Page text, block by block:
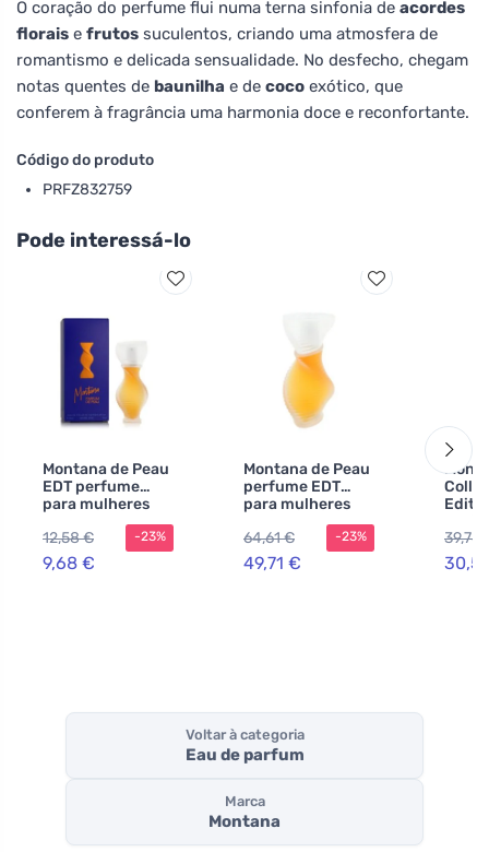
O coração do perfume flui numa terna sinfonia de acordes
florais e frutos suculentos, criando uma atmosfera de
romantismo e delicada sensualidade. No desfecho, chegam
notas quentes de baunilha e de coco exótico, que
conferem à fragrância uma harmonia doce e reconfortante.
Código do produto
PRFZ832759
Pode interessá-lo
Montana de Peau
EDT perfume
para mulheres
12,58 €
9,68 €
-23%
Montana de Peau
perfume EDT
para mulheres
64,61 €
49,71 €
-23% 39,78
Voltar à categoria
Eau de parfum
Marca
Montana